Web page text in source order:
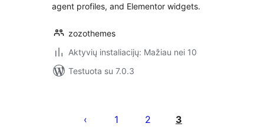
agent profiles, and Elementor widgets.
zozothemes
Aktyvių instaliacijų: Mažiau nei 10
Testuota su 7.0.3
puslapiavimas
1 2 3